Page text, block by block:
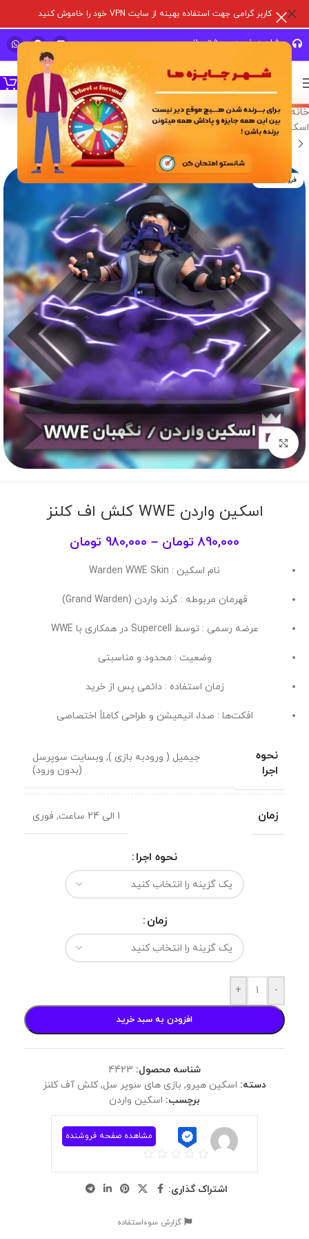
کاربر گرامی جهت استفاده بهینه از سایت VPN خود را خاموش کنید
مشاوره خرید و پشتیبانی سریع
خانه خدمات درون برنامه ای/بازی های سوپر سل/کلش آف کلنز/
اسکین هیرو
فروخته شده
برای بزرگنمایی کلیک کنید
اسکین واردن WWE کلش اف کلنز
890,000 تومان –
980,000 تومان
نام اسکین : Warden WWE Skin
قهرمان مربوطه : گرند واردن (Grand Warden)
عرضه رسمی : توسط Supercell در همکاری با WWE
وضعیت : محدود و مناسبتی
زمان استفاده : دائمی پس از خرید
افکت‌ها : صدا، انیمیشن و طراحی کاملاً اختصاصی
نحوه
اجرا
جیمیل ( ورودبه بازی ), وبسایت سوپرسل
(بدون ورود)
زمان 1 الی 24 ساعت , فوری
نحوه اجرا
زمان
-
+
افزودن به سبد خرید
شناسه محصول: 4423
دسته: اسکین هیرو, بازی های سوپر سل, کلش آف کلنز
برچسب: اسکین واردن
مشاهده صفحه فروشنده
اشتراک گذاری:
گزارش سوءاستفاده